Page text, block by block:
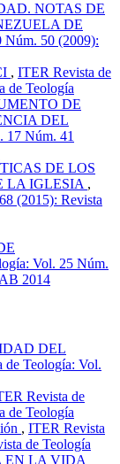
NOTAS DE
DE
Núm. 50 (2009):
, ITER Revista de
de Teología
DE
DEL
17 Núm. 41
DE LOS
LA IGLESIA ,
(2015): Revista
Vol. 25 Núm.
2014
DEL
de Teología: Vol.
Revista de
de Teología
, ITER Revista
de Teología
EN LA VIDA